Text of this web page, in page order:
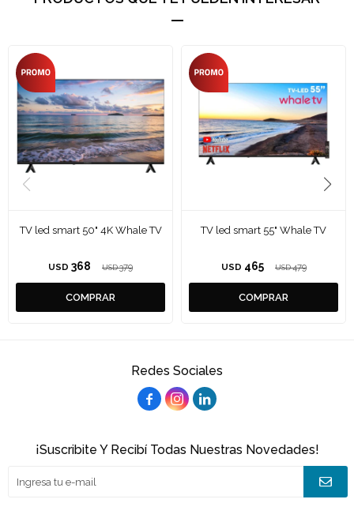
TV led smart 50" 4K Whale TV
USD 368 USD 379
TV led smart 55" Whale TV
USD 465 USD 479
Redes Sociales
  
¡Suscribite Y Recibí Todas Nuestras Novedades!